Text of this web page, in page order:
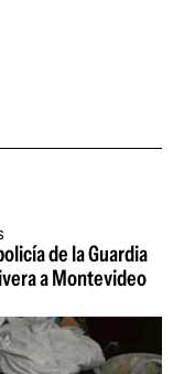
de la Guardia
a Montevideo